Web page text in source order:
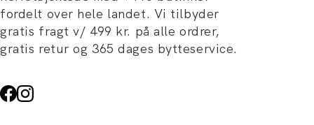
fordelt over hele landet. Vi tilbyder
gratis fragt v/ 499 kr. på alle ordrer,
gratis retur og 365 dages bytteservice.